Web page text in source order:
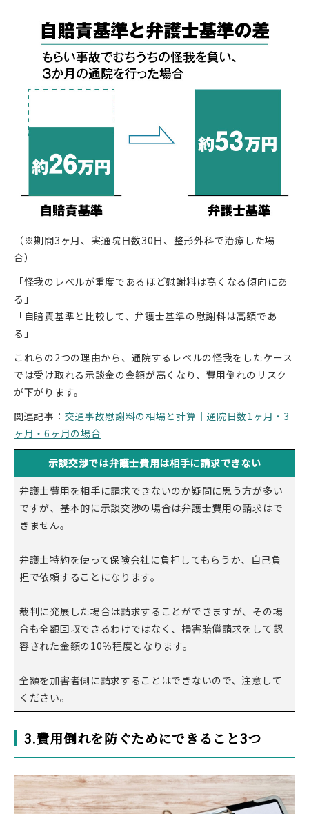
（※期間3ヶ月、実通院日数30日、整形外科で治療した場
合）
「怪我のレベルが重度であるほど慰謝料は高くなる傾向にあ
る」
「自賠責基準と比較して、弁護士基準の慰謝料は高額であ
る」
これらの2つの理由から、通院するレベルの怪我をしたケース
では受け取れる示談金の金額が高くなり、費用倒れのリスク
が下がります。
関連記事： 交通事故慰謝料の相場と計算｜通院日数1ヶ月・3
ヶ月・6ヶ月の場合
示談交渉では弁護士費用は相手に請求できない
弁護士費用を相手に請求できないのか疑問に思う方が多い
ですが、基本的に示談交渉の場合は弁護士費用の請求はで
きません。
弁護士特約を使って保険会社に負担してもらうか、自己負
担で依頼することになります。
裁判に発展した場合は請求することができますが、その場
合も全額回収できるわけではなく、損害賠償請求をして認
容された金額の10％程度となります。
全額を加害者側に請求することはできないので、注意して
ください。
3.費用倒れを防ぐためにできること3つ